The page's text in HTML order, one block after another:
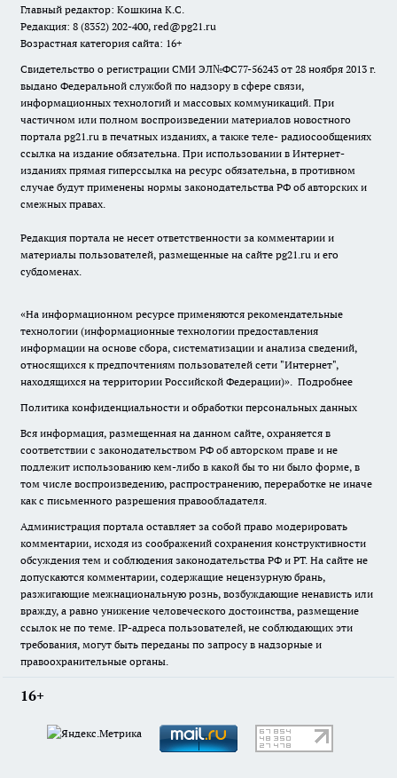
Главный редактор: Кошкина К.С.
Редакция: 8 (8352) 202-400, red@pg21.ru
Возрастная категория сайта: 16+
Свидетельство о регистрации СМИ ЭЛ№ФС77-56243 от 28 ноября 2013 г.
выдано Федеральной службой по надзору в сфере связи,
информационных технологий и массовых коммуникаций. При
частичном или полном воспроизведении материалов новостного
портала pg21.ru в печатных изданиях, а также теле- радиосообщениях
ссылка на издание обязательна. При использовании в Интернет-
изданиях прямая гиперссылка на ресурс обязательна, в противном
случае будут применены нормы законодательства РФ об авторских и
смежных правах.
Редакция портала не несет ответственности за комментарии и
материалы пользователей, размещенные на сайте pg21.ru и его
субдоменах.
«На информационном ресурсе применяются рекомендательные
технологии (информационные технологии предоставления
информации на основе сбора, систематизации и анализа сведений,
относящихся к предпочтениям пользователей сети "Интернет",
находящихся на территории Российской Федерации)». Подробнее
Политика конфиденциальности и обработки персональных данных
Вся информация, размещенная на данном сайте, охраняется в
соответствии с законодательством РФ об авторском праве и не
подлежит использованию кем-либо в какой бы то ни было форме, в
том числе воспроизведению, распространению, переработке не иначе
как с письменного разрешения правообладателя.
Администрация портала оставляет за собой право модерировать
комментарии, исходя из соображений сохранения конструктивности
обсуждения тем и соблюдения законодательства РФ и РТ. На сайте не
допускаются комментарии, содержащие нецензурную брань,
разжигающие межнациональную рознь, возбуждающие ненависть или
вражду, а равно унижение человеческого достоинства, размещение
ссылок не по теме. IP-адреса пользователей, не соблюдающих эти
требования, могут быть переданы по запросу в надзорные и
правоохранительные органы.
16+